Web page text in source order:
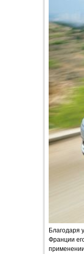
Благодаря
Франции